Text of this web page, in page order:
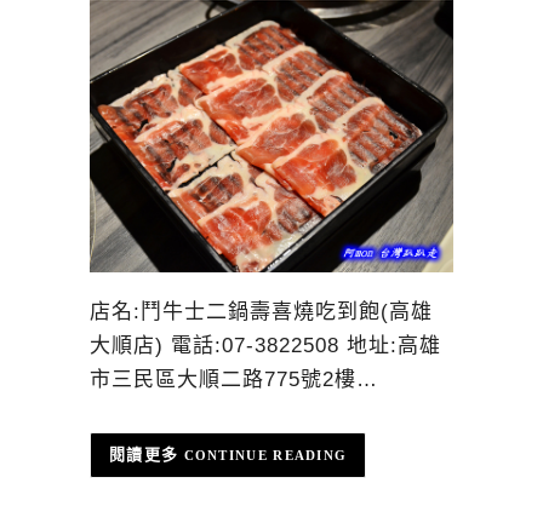
店名:鬥牛士二鍋壽喜燒吃到飽(高雄
大順店) 電話:07-3822508 地址:高雄
市三民區大順二路775號2樓…
CONTINUE READING